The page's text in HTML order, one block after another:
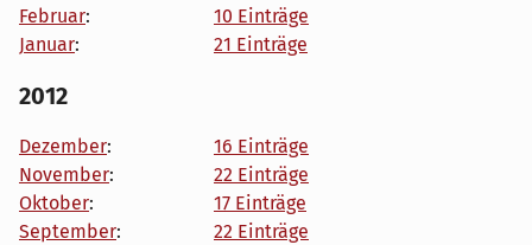
Februar:
10 Einträge
Januar: 21 Einträge
2012
Dezember:
16 Einträge
November:
22 Einträge
Oktober:
17 Einträge
September:
22 Einträge